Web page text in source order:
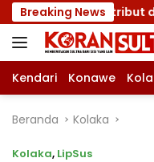
Langsung
ke
konten
Breaking News
Atribut dan
Kendari Konawe
Beranda Kolaka
Kolaka, LipSus